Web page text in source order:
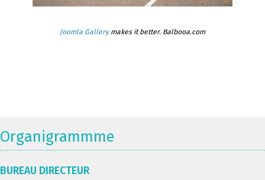
Joomla Gallerymakes it better. Balbooa.com
Organigrammme
BUREAU DIRECTEUR